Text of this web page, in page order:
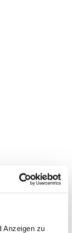
Anzeigen zu